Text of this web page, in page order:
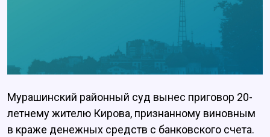
Мурашинский районный суд вынес приговор 20-
летнему жителю Кирова, признанному виновным
в краже денежных средств с банковского счета.